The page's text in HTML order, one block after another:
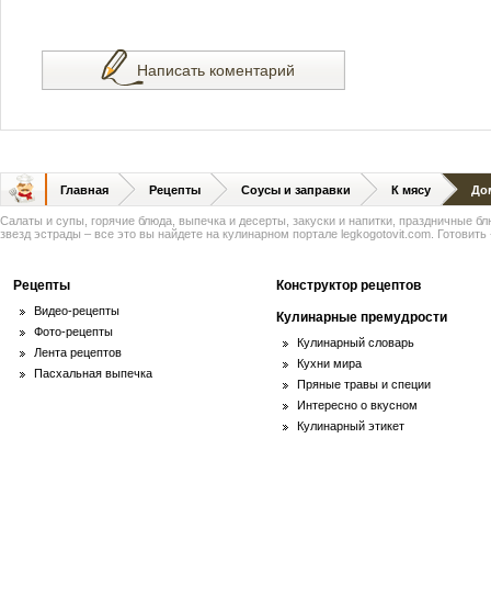
Написать коментарий
Главная Рецепты Соусы и заправки К мясу
Салаты и супы, горячие блюда, выпечка и десерты, закуски и напитки, праздничные
звезд эстрады – все это вы найдете на кулинарном портале legkogotovit.com. Готовить
Рецепты
Видео-рецепты
Фото-рецепты
Лента рецептов
Пасхальная выпечка
Конструктор рецептов
Кулинарные премудрости
Кулинарный словарь
Кухни мира
Пряные травы и специи
Интересно о вкусном
Кулинарный этикет